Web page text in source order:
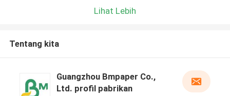
Lihat Lebih
Tentang kita
Guangzhou Bmpaper Co.,
Ltd. profil pabrikan